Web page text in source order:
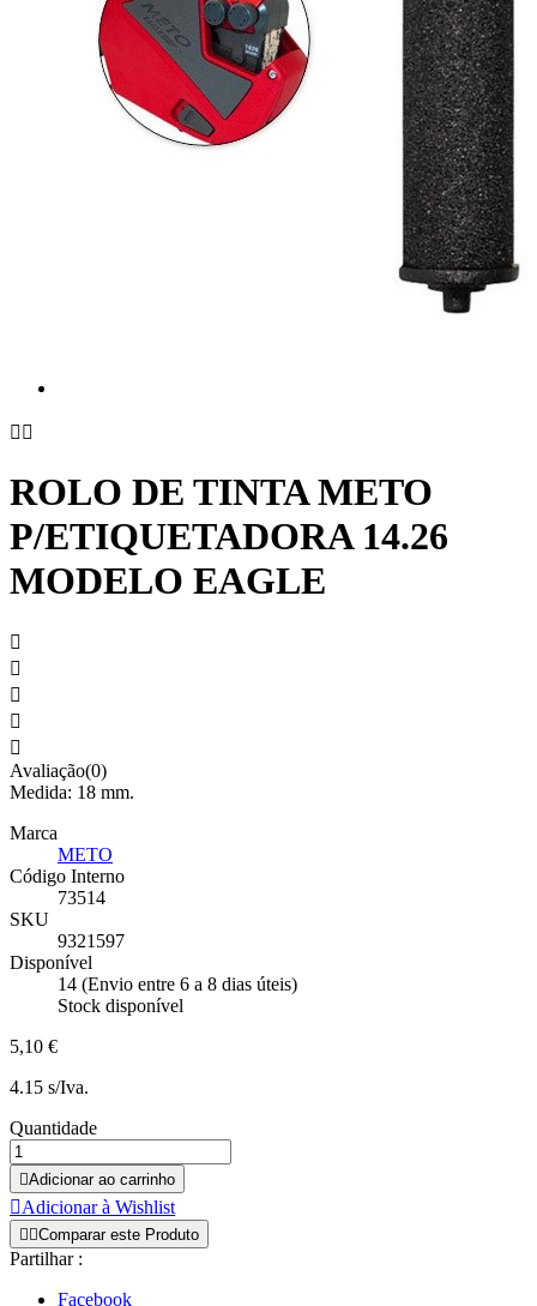
 
ROLO DE TINTA METO
P/ETIQUETADORA 14.26
MODELO EAGLE





Avaliação(0)
Medida: 18 mm.
Marca
METO
Código Interno
73514
SKU
9321597
Disponível
14 (Envio entre 6 a 8 dias úteis)
Stock disponível
5,10 €
4.15 s/Iva.
Quantidade
Adicionar ao carrinho
Adicionar à Wishlist
 Comparar este Produto
Partilhar :
Facebook